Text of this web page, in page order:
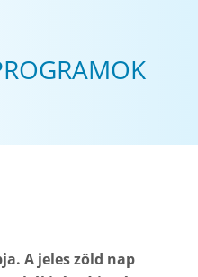
A jeles zöld nap